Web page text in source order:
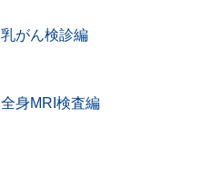
乳がん検診編
全身MRI検査編